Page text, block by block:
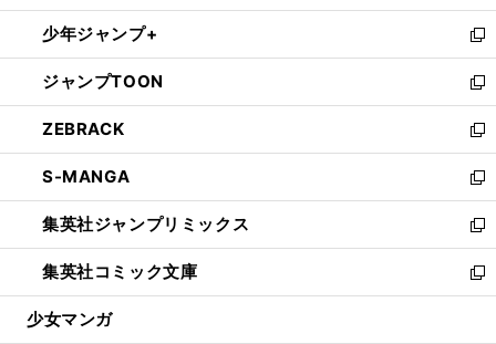
開
く
ウ
で
開
く
ン
ド
ウ
で
開
く
ウ
ィ
ン
ド
ウ
で
開
く
し
い
ウ
ィ
ン
ド
ウ
で
開
く
少年ジャンプ+
新
し
い
ウ
ィ
ン
ド
ウ
で
開
く
ジャンプTOON
新
し
い
ウ
ィ
ン
ド
ウ
で
開
ZEBRACK
新
し
い
ウ
ィ
ン
ド
ウ
S-MANGA
新
し
い
ウ
ィ
ン
集英社ジャンプリミックス
新
し
い
ウ
集英社コミック文庫
新
し
少女マンガ